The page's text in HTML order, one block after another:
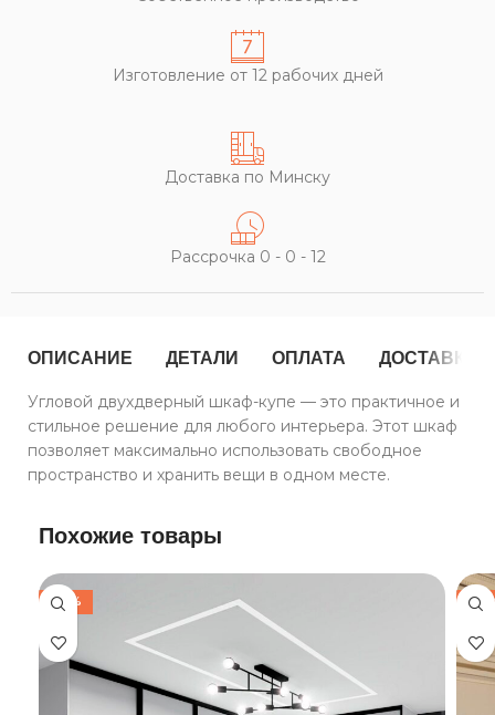
Изготовление от 12 рабочих дней
Доставка по Минску
Рассрочка 0 - 0 - 12
ОПИСАНИЕ ДЕТАЛИ ОПЛАТА ДОСТАВКА
Угловой двухдверный шкаф-купе — это практичное и
стильное решение для любого интерьера. Этот шкаф
позволяет максимально использовать свободное
пространство и хранить вещи в одном месте.
Похожие товары
-30% -